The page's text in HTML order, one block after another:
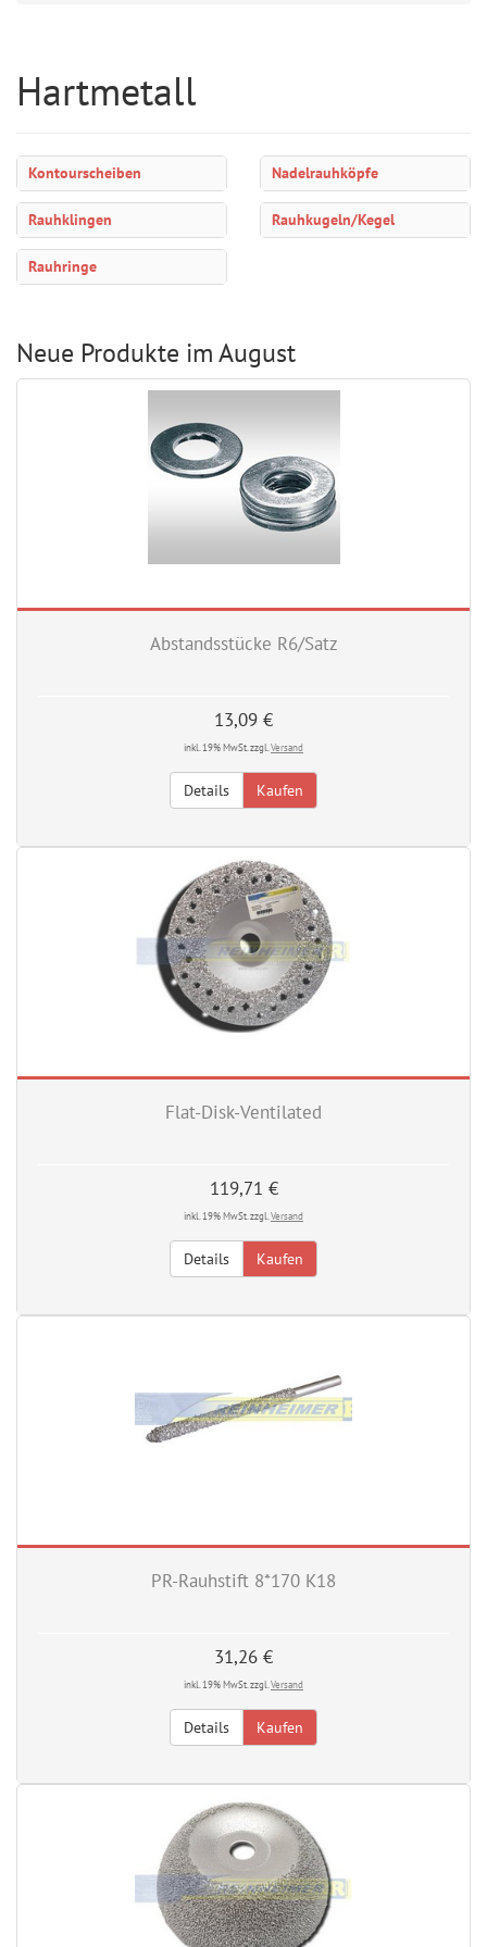
Hartmetall
Kontourscheiben Nadelrauhköpfe
Rauhklingen Rauhkugeln/Kegel
Rauhringe
Neue Produkte im August
Abstandsstücke R6/Satz
13,09 €
inkl. 19% MwSt. zzgl. Versand
Details Kaufen
Flat-Disk-Ventilated
119,71 €
inkl. 19% MwSt. zzgl. Versand
Details Kaufen
PR-Rauhstift 8*170 K18
31,26 €
inkl. 19% MwSt. zzgl. Versand
Details Kaufen